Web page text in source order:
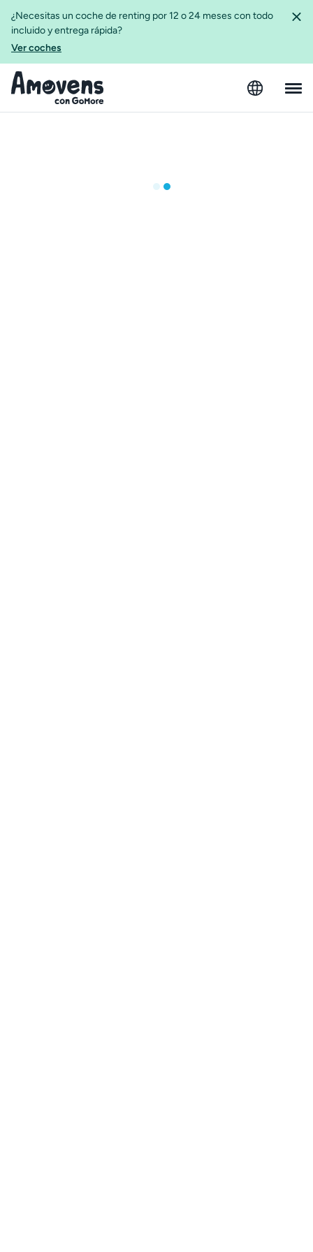
¿Necesitas un coche de renting por 12 o 24 meses con todo
incluido y entrega rápida?
Ver coches